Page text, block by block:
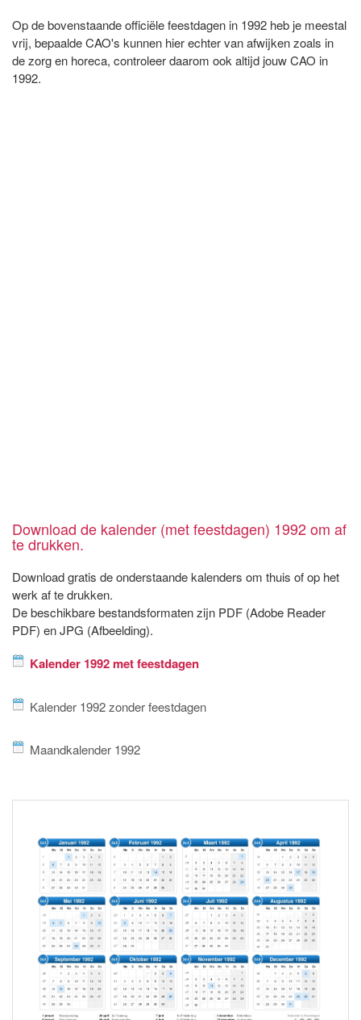
Op de bovenstaande officiële feestdagen in 1992 heb je meestal
vrij, bepaalde CAO's kunnen hier echter van afwijken zoals in
de zorg en horeca, controleer daarom ook altijd jouw CAO in
1992.
Download de kalender (met feestdagen) 1992 om af
te drukken.
Download gratis de onderstaande kalenders om thuis of op het
werk af te drukken.
De beschikbare bestandsformaten zijn PDF (Adobe Reader
PDF) en JPG (Afbeelding).
Kalender 1992 met feestdagen
Kalender 1992 zonder feestdagen
Maandkalender 1992